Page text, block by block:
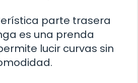
parte trasera
es una prenda
lucir curvas sin